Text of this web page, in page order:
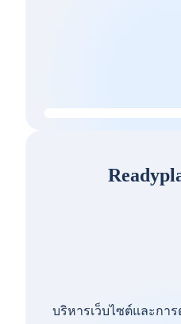
บริหารเว็บไซต์และกา